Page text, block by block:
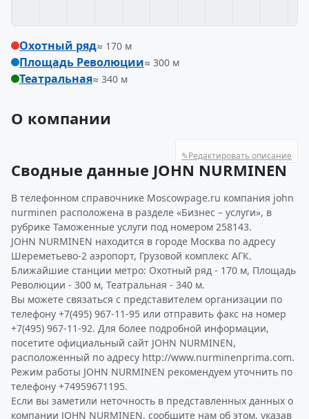
Охотный ряд≈ 170 м
Площадь Революции≈ 300 м
Театральная≈ 340 м
О компании
✎Редактировать описание
Сводные данные JOHN NURMINEN
В телефонном справочнике Moscowpage.ru компания john
nurminen расположена в разделе «Бизнес – услуги», в
рубрике Таможенные услуги под номером 258143.
JOHN NURMINEN находится в городе Москва по адресу
Шереметьево-2 аэропорт, Грузовой комплекс АГК.
Ближайшие станции метро: Охотный ряд - 170 м, Площадь
Революции - 300 м, Театральная - 340 м.
Вы можете связаться с представителем организации по
телефону +7(495) 967-11-95 или отправить факс на номер
+7(495) 967-11-92. Для более подробной информации,
посетите официальный сайт JOHN NURMINEN,
расположенный по адресу http://www.nurminenprima.com.
Режим работы JOHN NURMINEN рекомендуем уточнить по
телефону +74959671195.
Если вы заметили неточность в представленных данных о
компании JOHN NURMINEN, сообщите нам об этом, указав